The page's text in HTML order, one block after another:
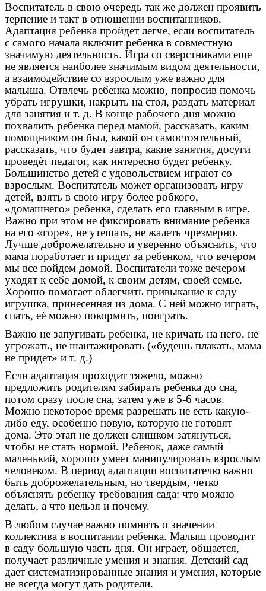
Воспитатель в свою очередь так же должен проявить
терпение и такт в отношении воспитанников.
Адаптация ребенка пройдет легче, если воспитатель
с самого начала включит ребенка в совместную
значимую деятельность. Игра со сверстниками еще
не является наиболее значимым видом деятельности,
а взаимодействие со взрослым уже важно для
малыша. Отвлечь ребенка можно, попросив помочь
убрать игрушки, накрыть на стол, раздать материал
для занятия и т. д. В конце рабочего дня можно
похвалить ребенка перед мамой, рассказать, каким
помощником он был, какой он самостоятельный,
рассказать, что будет завтра, какие занятия, досуги
проведѐт педагог, как интересно будет ребенку.
Большинство детей с удовольствием играют со
взрослым. Воспитатель может организовать игру
детей, взять в свою игру более робкого,
«домашнего» ребенка, сделать его главным в игре.
Важно при этом не фиксировать внимание ребенка
на его «горе», не утешать, не жалеть чрезмерно.
Лучше доброжелательно и уверенно объяснить, что
мама поработает и придет за ребенком, что вечером
мы все пойдем домой. Воспитатели тоже вечером
уходят к себе домой, к своим детям, своей семье.
Хорошо помогает облегчить привыкание к саду
игрушка, принесенная из дома. С ней можно играть,
спать, еѐ можно покормить, поиграть.
Важно не запугивать ребенка, не кричать на него, не
угрожать, не шантажировать («будешь плакать, мама
не придет» и т. д.)
Если адаптация проходит тяжело, можно
предложить родителям забирать ребенка до сна,
потом сразу после сна, затем уже в 5-6 часов.
Можно некоторое время разрешать не есть какую-
либо еду, особенно новую, которую не готовят
дома. Это этап не должен слишком затянуться,
чтобы не стать нормой. Ребенок, даже самый
маленький, хорошо умеет манипулировать взрослым
человеком. В период адаптации воспитателю важно
быть доброжелательным, но твердым, четко
объяснять ребенку требования сада: что можно
делать, а что нельзя и почему.
В любом случае важно помнить о значении
коллектива в воспитании ребенка. Малыш проводит
в саду большую часть дня. Он играет, общается,
получает различные умения и знания. Детский сад
дает систематизированные знания и умения, которые
не всегда могут дать родители.